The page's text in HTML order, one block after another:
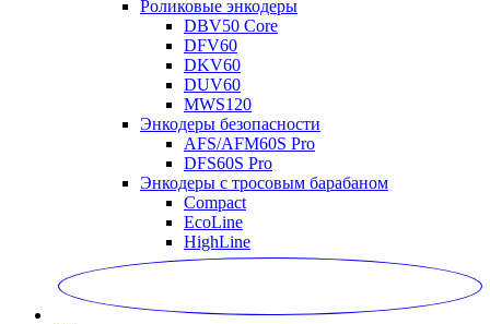
Роликовые энкодеры
DBV50 Core
DFV60
DKV60
DUV60
MWS120
Энкодеры безопасности
AFS/AFM60S Pro
DFS60S Pro
Энкодеры с тросовым барабаном
Compact
EcoLine
HighLine